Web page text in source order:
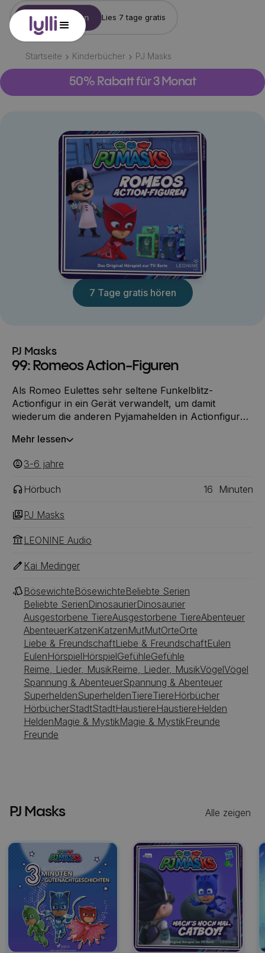
Konto erstellen Lies 7 tage gratis
Startseite Kinderbücher PJ Masks
50% Rabatt für 3 Monat
7 Tage gratis hören
PJ Masks
99: Romeos Action-Figuren
Als Romeo Eulettes sehr seltene Funkelblitz-
Actionfigur in ein Gerät verwandelt, um damit
wiederum die anderen Pyjamahelden in Actionfiguren
wichtiger sind als Dinge.
Mehr lessen
3-6 ‎‎ jahre
Hörbuch 16 Minuten
PJ Masks
LEONINE Audio
Kai Medinger
BösewichteBösewichteBeliebte Serien
Beliebte SerienDinosaurierDinosaurier
Ausgestorbene TiereAusgestorbene TiereAbenteuer
AbenteuerKatzenKatzenMutMutOrteOrte
Liebe & FreundschaftLiebe & FreundschaftEulen
EulenHörspielHörspielGefühleGefühle
Reime, Lieder, MusikReime, Lieder, MusikVögelVögel
Spannung & AbenteuerSpannung & Abenteuer
SuperheldenSuperheldenTiereTiereHörbücher
HörbücherStadtStadtHaustiereHaustiereHelden
HeldenMagie & MystikMagie & MystikFreunde
Freunde
PJ Masks Alle zeigen